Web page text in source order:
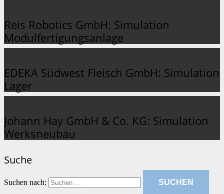
Reis Robotics GmbH: Simulation
Modulfertigungsanlage
EDEKA Südwest Fleisch GmbH: Simulation
Lager
Johann Hay GmbH & Co. KG: Simulation
Werksneubau
Suche
Suchen nach: